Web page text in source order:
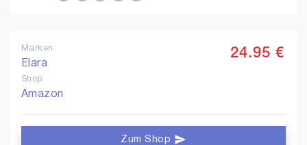
Marken
Elara
Shop
Amazon
24.95 €
Zum Shop